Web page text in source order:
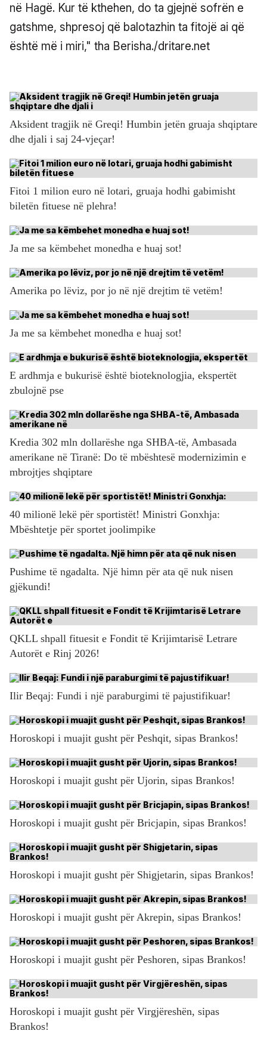
në Hagë. Kur të kthehen, do ta gjejnë sofrën e
gatshme, shpresoj që balotazhin ta fitojë ai që
është më i miri," tha Berisha./dritare.net
Aksident tragjik në Greqi! Humbin jetën gruaja shqiptare
dhe djali i saj 24-vjeçar!
Fitoi 1 milion euro në lotari, gruaja hodhi gabimisht
biletën fituese në plehra!
Ja me sa këmbehet monedha e huaj sot!
Amerika po lëviz, por jo në një drejtim të vetëm!
Ja me sa këmbehet monedha e huaj sot!
E ardhmja e bukurisë është bioteknologjia, ekspertët
zbulojnë pse
Kredia 302 mln dollarëshe nga SHBA-të, Ambasada
amerikane në Tiranë: Do të mbështesë modernizimin e
mbrojtjes shqiptare
40 milionë lekë për sportistët! Ministri Gonxhja:
Mbështetje për sportet joolimpike
Pushime të ngadalta. Një himn për ata që nuk nisen
gjëkundi!
QKLL shpall fituesit e Fondit të Krijimtarisë Letrare
Autorët e Rinj 2026!
Ilir Beqaj: Fundi i një paraburgimi të pajustifikuar!
Horoskopi i muajit gusht për Peshqit, sipas Brankos!
Horoskopi i muajit gusht për Ujorin, sipas Brankos!
Horoskopi i muajit gusht për Bricjapin, sipas Brankos!
Horoskopi i muajit gusht për Shigjetarin, sipas Brankos!
Horoskopi i muajit gusht për Akrepin, sipas Brankos!
Horoskopi i muajit gusht për Peshoren, sipas Brankos!
Horoskopi i muajit gusht për Virgjëreshën, sipas
Brankos!